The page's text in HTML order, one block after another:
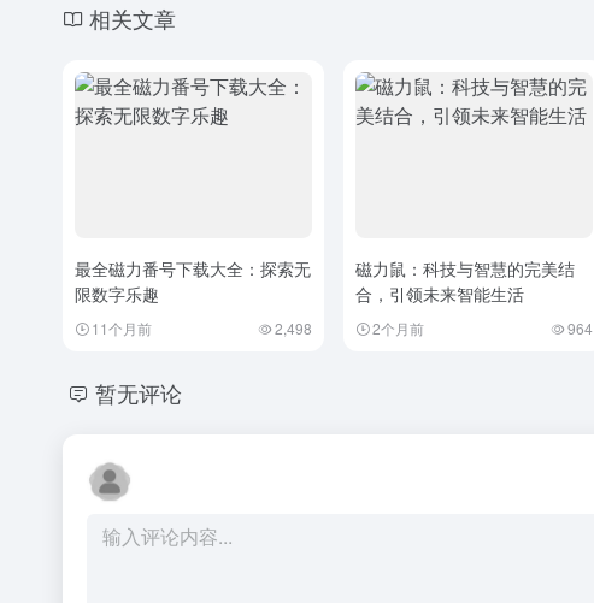
相关文章
最全磁力番号下载大全：探索无
限数字乐趣
11个月前 2,498
磁力鼠：科技与智慧的完美结
合，引领未来智能生活
2个月前 964
暂无评论